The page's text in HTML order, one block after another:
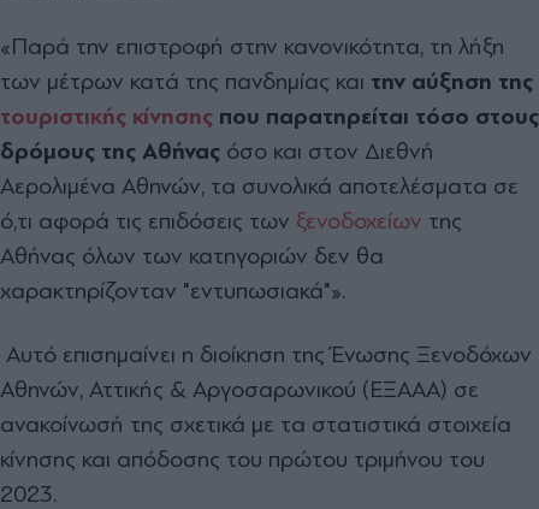
«Παρά την επιστροφή στην κανονικότητα, τη λήξη
των μέτρων κατά της πανδημίας και την αύξηση της
τουριστικής κίνησης που παρατηρείται τόσο στους
δρόμους της Αθήνας όσο και στον Διεθνή
Αερολιμένα Αθηνών, τα συνολικά αποτελέσματα σε
ό,τι αφορά τις επιδόσεις των ξενοδοχείων της
Αθήνας όλων των κατηγοριών δεν θα
χαρακτηρίζονταν "εντυπωσιακά"».
Αυτό επισημαίνει η διοίκηση της Ένωσης Ξενοδόχων
Αθηνών, Αττικής & Αργοσαρωνικού (ΕΞΑΑΑ) σε
ανακοίνωσή της σχετικά με τα στατιστικά στοιχεία
κίνησης και απόδοσης του πρώτου τριμήνου του
2023.